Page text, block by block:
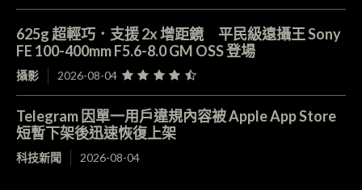
625g 超輕巧．支援 2x 增距鏡 平民級遠攝王 Sony
FE 100-400mm F5.6-8.0 GM OSS 登場
攝影 2026-08-04
Telegram 因單一用戶違規內容被 Apple App Store
短暫下架後迅速恢復上架
科技新聞 2026-08-04